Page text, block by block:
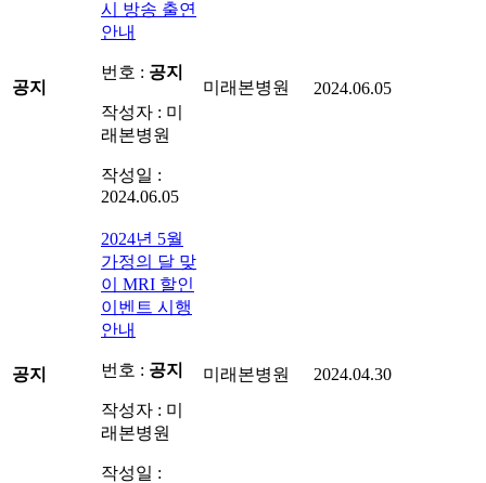
공지
시 방송 출연
안내
번호 : 공지
작성자 : 미
래본병원
작성일 :
2024.06.05
미래본병원 2024.06.05
공지
2024년 5월
가정의 달 맞
이 MRI 할인
이벤트 시행
안내
번호 : 공지
작성자 : 미
래본병원
작성일 :
미래본병원 2024.04.30